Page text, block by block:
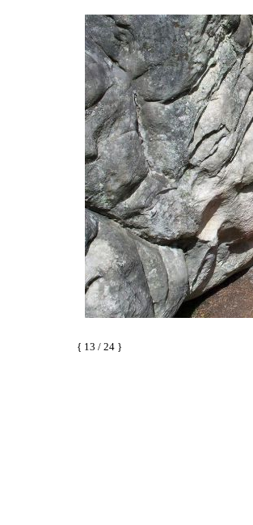
{ 13 / 24 }